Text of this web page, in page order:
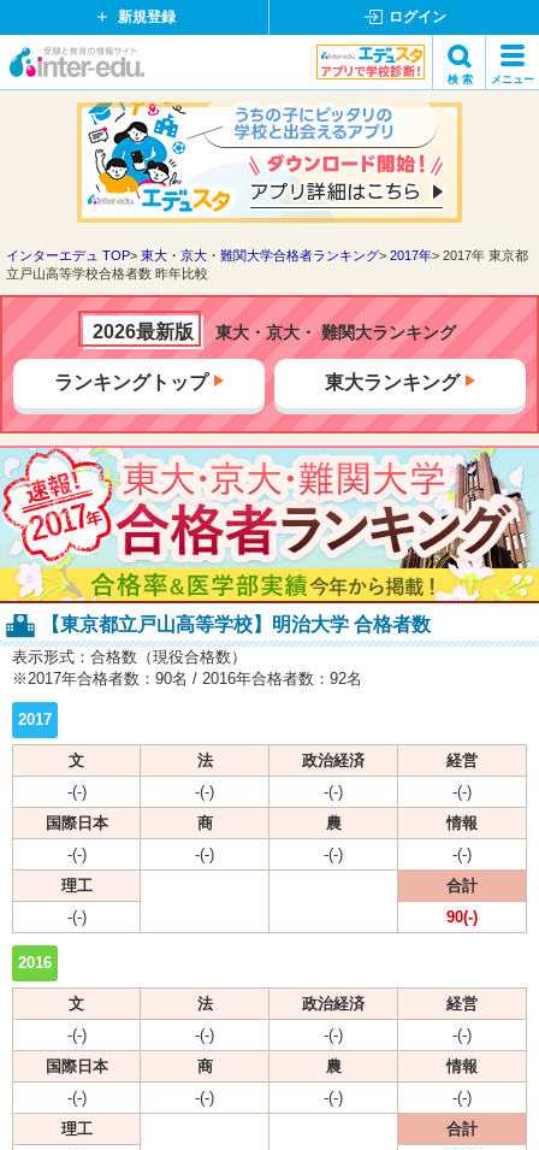
新規登録 ログイン
イ
ド
ッ
ト
検 索 メニュー
検索
インターエデュ TOP 東大・京大・難関大学合格者ランキング 2017年
2017年 東京都
立戸山高等学校合格者数 昨年比較
2026最新版 東大・京大・ 難関大ランキング
ランキングトップ 東大ランキング
【東京都立戸山高等学校】明治大学 合格者数
表示形式：合格数（現役合格数）
※2017年合格者数：90名 / 2016年合格者数：92名
2017
文 法 政治経済
経営
-(-)
-(-) -(-)
-(-)
国際日本
商 農
情報
-(-)
-(-) -(-)
-(-)
理工
合計
-(-)
90(-)
2016
文 法 政治経済
経営
-(-)
-(-) -(-)
-(-)
国際日本
商 農
情報
-(-)
-(-) -(-)
-(-)
理工
合計